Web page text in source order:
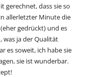
gerechnet, dass sie so
allerletzter Minute die
gedrückt) und es
was ja der Qualität
es soweit, ich habe sie
sie ist wunderbar.